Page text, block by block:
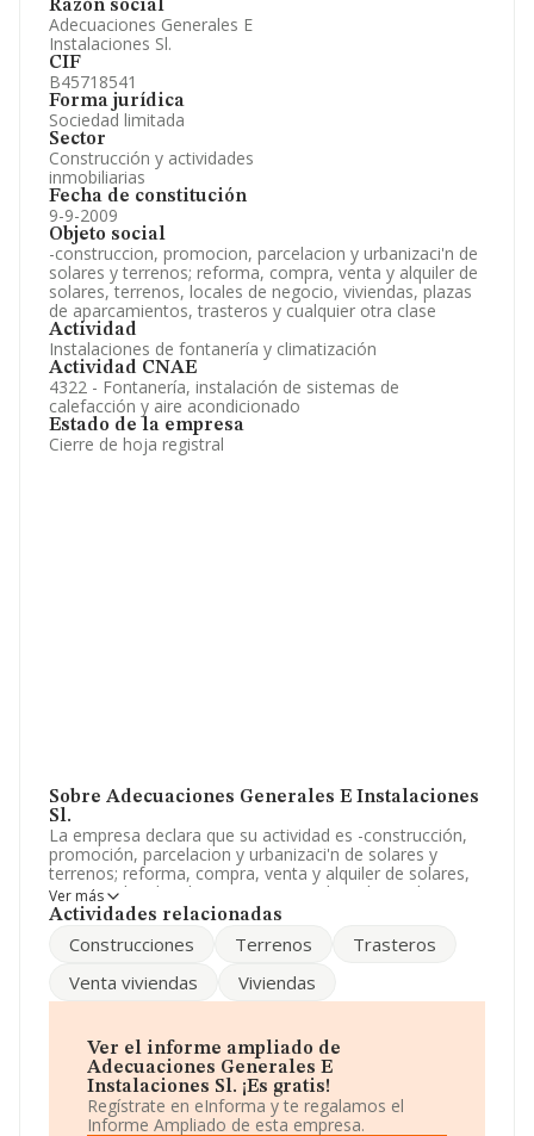
Razón social
Adecuaciones Generales E
Instalaciones Sl.
CIF
B45718541
Forma jurídica
Sociedad limitada
Sector
Construcción y actividades
inmobiliarias
Fecha de constitución
9-9-2009
Objeto social
-construccion, promocion, parcelacion y urbanizaci'n de
solares y terrenos; reforma, compra, venta y alquiler de
solares, terrenos, locales de negocio, viviendas, plazas
de aparcamientos, trasteros y cualquier otra clase
Actividad
Instalaciones de fontanería y climatización
Actividad CNAE
4322 - Fontanería, instalación de sistemas de
calefacción y aire acondicionado
Estado de la empresa
Cierre de hoja registral
Sobre Adecuaciones Generales E Instalaciones
Sl.
La empresa declara que su actividad es -construcción,
promoción, parcelacion y urbanizaci'n de solares y
terrenos; reforma, compra, venta y alquiler de solares,
terrenos, locales de negocio, viviendas, plazas de
aparcamientos, trasteros y cualquier otra clase. La
actividad de referencia CNAE corresponde a 'Fontanería,
acondicionado', cuyo Código es 4322. No realiza
actividad de importación y/o exportación.
Según las cifras existentes en la base de datos de
INFORMA, el número de empleados ha estado por
encima de la media de sector.
La sociedad españolaAdecuaciones Generales e
Ver más
Actividades relacionadas
Construcciones Terrenos
Trasteros
Venta viviendas
Viviendas
Ver el informe ampliado de
Adecuaciones Generales E
Instalaciones Sl. ¡Es gratis!
Regístrate en eInforma y te regalamos el
Informe Ampliado de esta empresa.